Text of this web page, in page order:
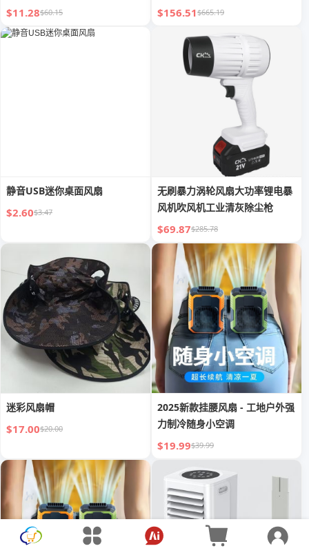
电风扇
$11.28$60.15 $156.51$665.19
静音USB迷你桌面风扇
$2.60$3.47
无刷暴力涡轮风扇大功率锂电暴
风机吹风机工业清灰除尘枪
$69.87$285.78
迷彩风扇帽
$17.00$20.00
2025新款挂腰风扇 - 工地户外强
力制冷随身小空调
$19.99$39.99